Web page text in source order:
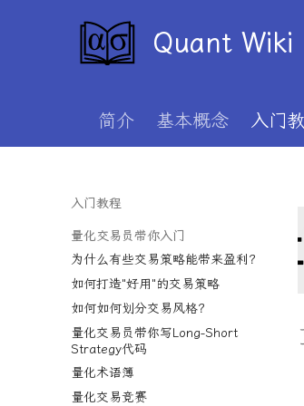
Quant Wiki
简介 基本概念 入门
入门教程
量化交易员带你入门
为什么有些交易策略能带来盈利？
如何打造"好用"的交易策略
如何如何划分交易风格？
量化交易员带你写Long-Short
Strategy代码
量化术语簿
量化交易竞赛